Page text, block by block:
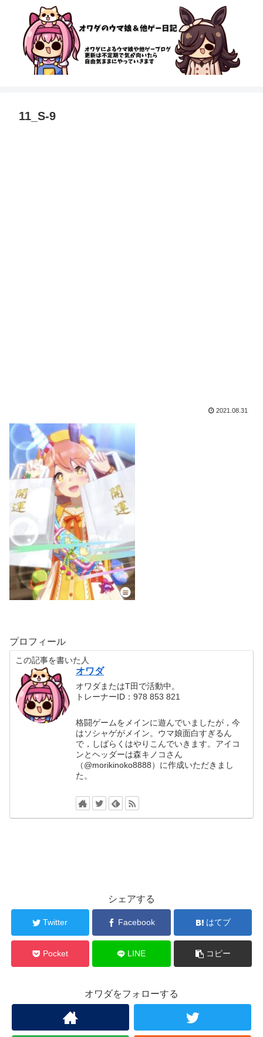
11_S-9
2021.08.31
プロフィール
この記事を書いた人
オワダ
オワダまたはT田で活動中。
トレーナーID：978 853 821
格闘ゲームをメインに遊んでいましたが，今
はソシャゲがメイン。ウマ娘面白すぎるん
で，しばらくはやりこんでいきます。アイコ
ンとヘッダーは森キノコさん
（@morikinoko8888）に作成いただきまし
た。
シェアする
Twitter Facebook はてブ
Pocket LINE コピー
オワダをフォローする